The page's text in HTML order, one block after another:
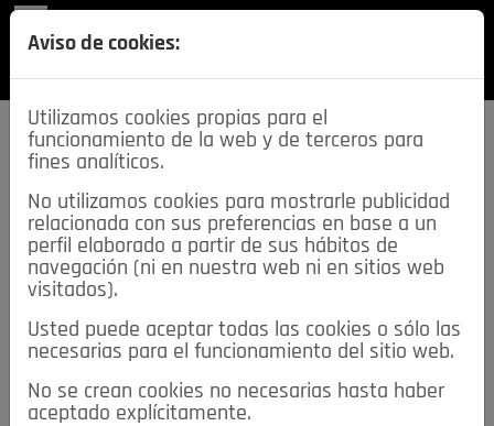
SECCIONES
descarga esta
REVISTA
≡NOTICIAS
NOTICIAS SERVICIOS DE INTERÉS
Aviso de cookies:
Utilizamos cookies propias para el
funcionamiento de la web y de terceros para
fines analíticos.
No utilizamos cookies para mostrarle publicidad
relacionada con sus preferencias en base a un
perfil elaborado a partir de sus hábitos de
navegación (ni en nuestra web ni en sitios web
visitados).
Usted puede aceptar todas las cookies o sólo las
necesarias para el funcionamiento del sitio web.
No se crean cookies no necesarias hasta haber
aceptado explícitamente.